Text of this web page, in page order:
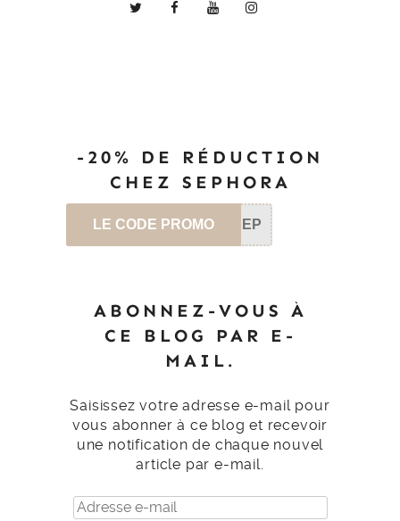
-20% DE RÉDUCTION
CHEZ SEPHORA
LE CODE PROMO SEP
ABONNEZ-VOUS À
CE BLOG PAR E-
MAIL.
Saisissez votre adresse e-mail pour
vous abonner à ce blog et recevoir
une notification de chaque nouvel
article par e-mail.
Adresse